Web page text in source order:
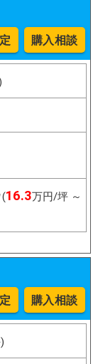
購入相談
16.3万円/坪 ～
購入相談